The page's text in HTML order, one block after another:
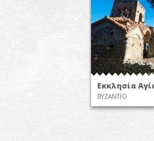
Εκκλησία
ΒΥΖΑΝΤΙΟ